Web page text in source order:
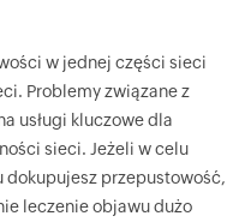
w jednej części sieci
Problemy związane z
usługi kluczowe dla
sieci. Jeżeli w celu
przepustowość,
leczenie objawu dużo